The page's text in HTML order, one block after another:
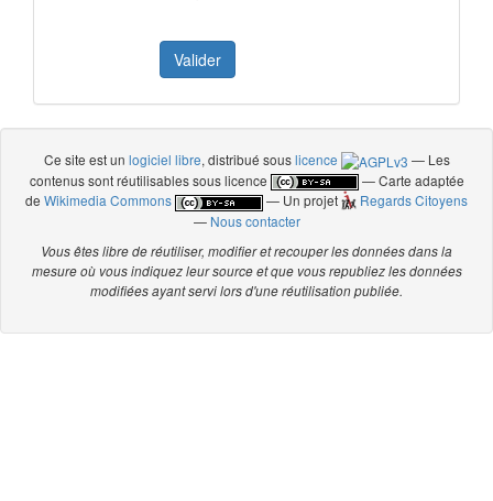
Ce site est un logiciel libre, distribué souslicence
— Les
contenus sont réutilisables sous licence
— Carte adaptée
deWikimedia Commons — Un projet
Regards Citoyens
— Nous contacter
Vous êtes libre de réutiliser, modifier et recouper les données dans la
mesure où vous indiquez leur source et que vous republiez les données
modifiées ayant servi lors d'une réutilisation publiée.